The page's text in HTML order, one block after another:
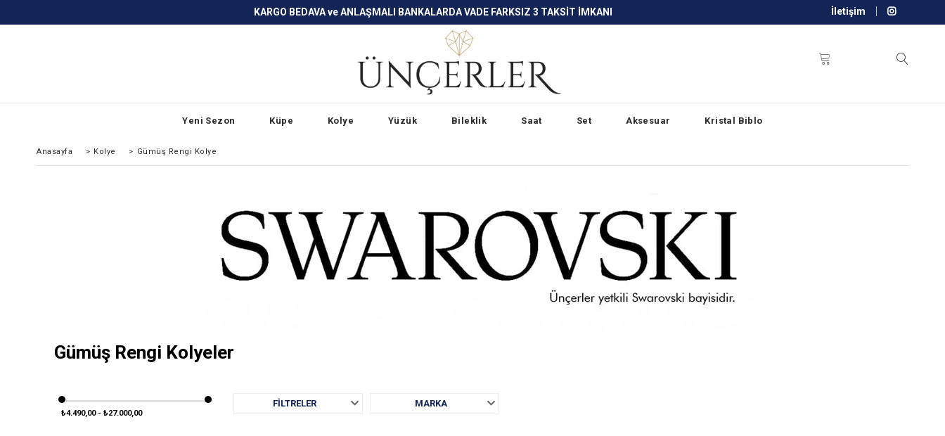
KARGO BEDAVA ve ANLAŞMALI BANKALARDA VADE FARKSIZ 3 TAKSİT İMKANI İletişim
Yeni Sezon Küpe Kolye Yüzük Bileklik Saat Set Aksesuar Kristal Biblo
Anasayfa > Kolye > Gümüş Rengi Kolye
Gümüş Rengi Kolyeler
₺4.490,00 - ₺27.000,00
FILTRELER MARKA